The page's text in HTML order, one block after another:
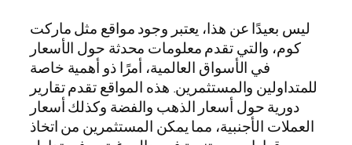
ليس بعيدًا عن هذا، يعتبر وجود مواقع مثل ماركت
كوم، والتي تقدم معلومات محدثة حول الأسعار
في الأسواق العالمية، أمرًا ذو أهمية خاصة
للمتداولين والمستثمرين. هذه المواقع تقدم تقارير
دورية حول أسعار الذهب والفضة وكذلك أسعار
العملات الأجنبية، مما يمكن المستثمرين من اتخاذ